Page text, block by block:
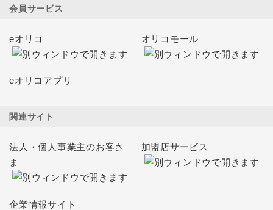
会員サービス
eオリコ オリコモール
eオリコアプリ
関連サイト
法人・個人事業主のお客さ
ま
加盟店サービス
企業情報サイト